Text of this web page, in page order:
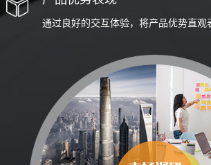
通过良好的交互体验，将产品优势直观